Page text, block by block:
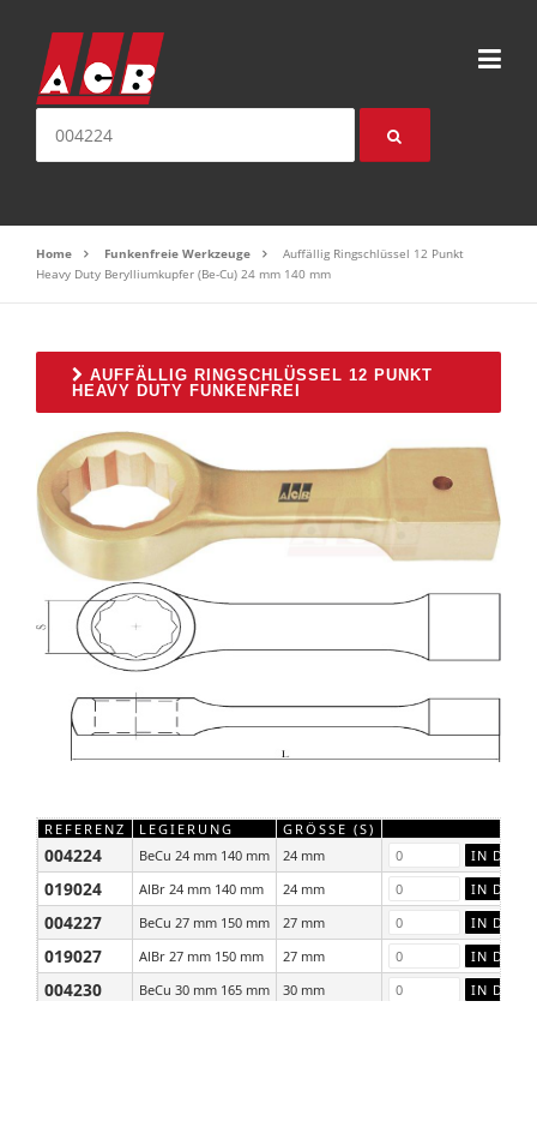
Home Funkenfreie Werkzeuge
Auffällig Ringschlüssel 12 Punkt
Heavy Duty Berylliumkupfer (Be-Cu) 24 mm 140 mm
AUFFÄLLIG RINGSCHLÜSSEL 12 PUNKT
HEAVY DUTY FUNKENFREI
REFERENZ LEGIERUNG GRÖSSE (S)
004224 BeCu 24 mm 140 mm 24 mm
019024 AlBr 24 mm 140 mm 24 mm
004227 BeCu 27 mm 150 mm 27 mm
019027 AlBr 27 mm 150 mm 27 mm
004230 BeCu 30 mm 165 mm 30 mm